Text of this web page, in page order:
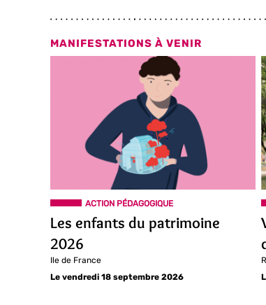
MANIFESTATIONS À VENIR
ACTION PÉDAGOGIQUE
Les enfants du patrimoine
2026
Ile de France
Le vendredi 18 septembre 2026